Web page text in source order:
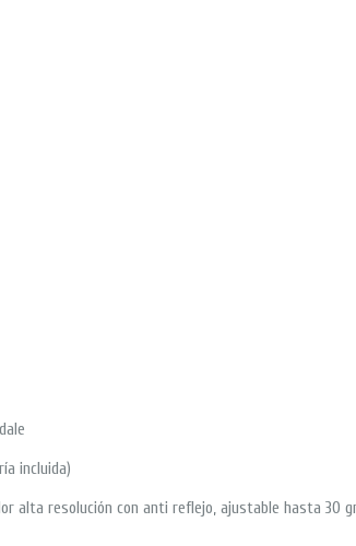
incluida)
alta resolución con anti reflejo, ajustable hasta 30